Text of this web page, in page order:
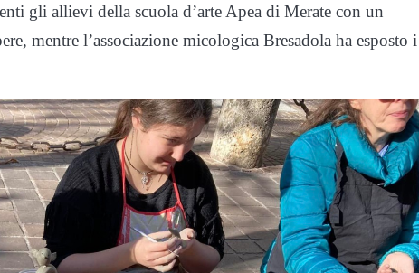
gli allievi della scuola d’arte Apea di Merate con un
mentre l’associazione micologica Bresadola ha esposto i